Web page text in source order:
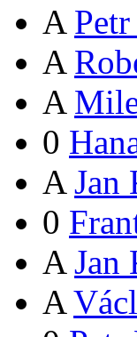
A
A
A
0
A Jan
0
A Jan
A